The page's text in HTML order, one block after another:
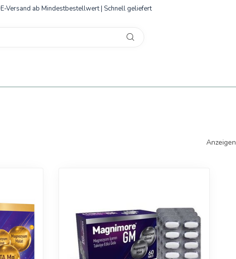
Versand ab Mindestbestellwert | Schnell geliefert